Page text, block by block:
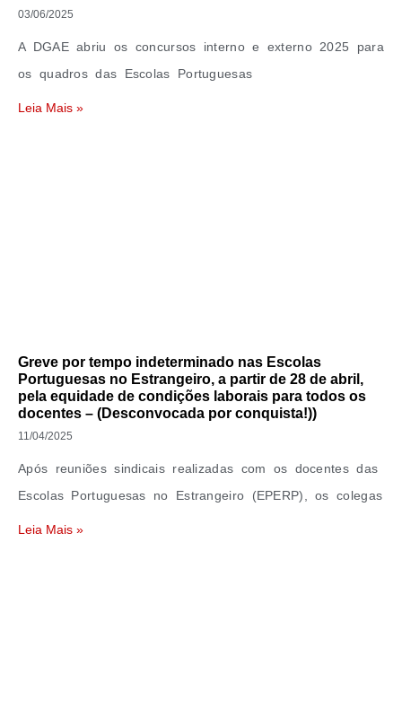
03/06/2025
A DGAE abriu os concursos interno e externo 2025 para
os quadros das Escolas Portuguesas
Leia Mais »
Greve por tempo indeterminado nas Escolas
Portuguesas no Estrangeiro, a partir de 28 de abril,
pela equidade de condições laborais para todos os
docentes – (Desconvocada por conquista!))
11/04/2025
Após reuniões sindicais realizadas com os docentes das
Escolas Portuguesas no Estrangeiro (EPERP), os colegas
Leia Mais »